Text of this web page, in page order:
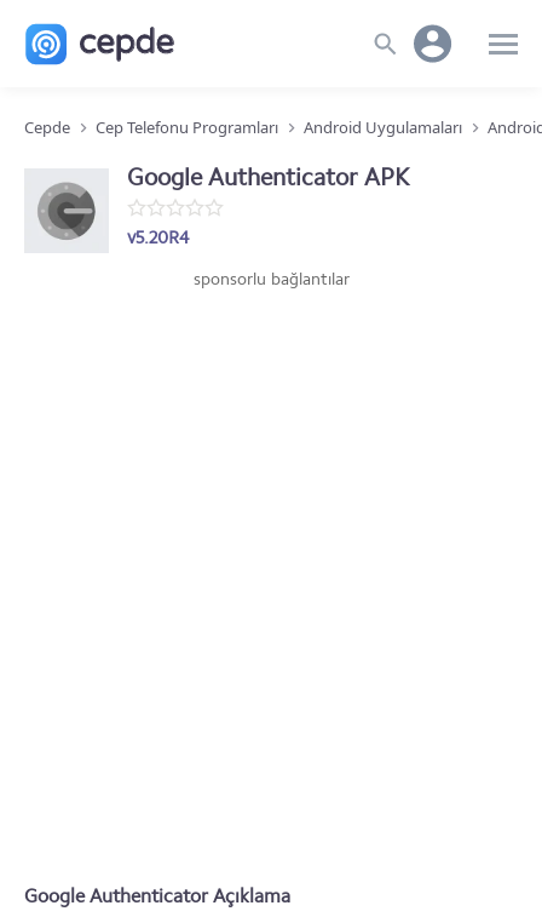
Cepde Cep Telefonu Programları Android Uygulamaları
Google Authenticator APK
v5.20R4
sponsorlu bağlantılar
Google Authenticator Açıklama